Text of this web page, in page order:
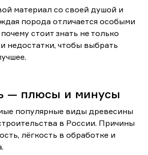
материал со своей душой и
порода отличается особыми
стоит знать не только
недостатки, чтобы выбрать
— плюсы и минусы
популярные виды древесины
в России. Причины
лёгкость в обработке и